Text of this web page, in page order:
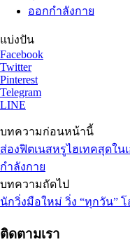
ออกกำลังกาย
แบ่งปัน
Facebook
Twitter
Pinterest
Telegram
LINE
บทความก่อนหน้านี้
ส่องฟิตเนสหรูไฮเทคสุดใน
กำลังกาย
บทความถัดไป
นักวิ่งมือใหม่ วิ่ง “ทุกวัน” โ
ติดตามเรา